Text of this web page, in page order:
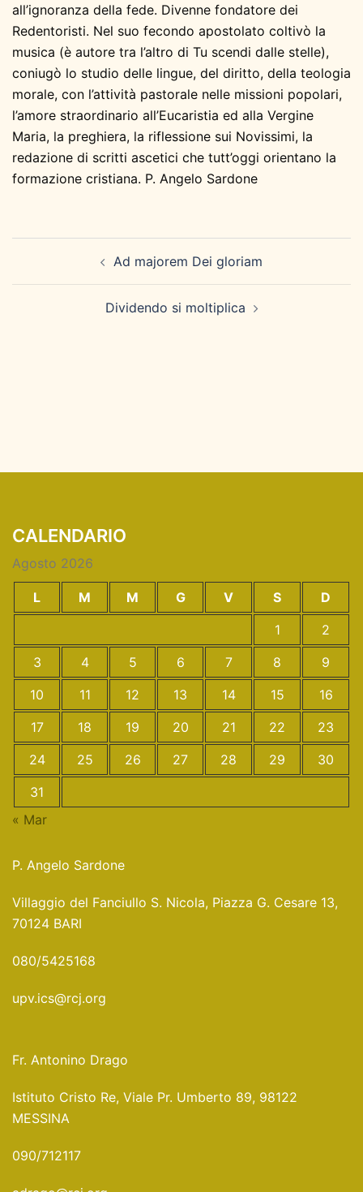
all’ignoranza della fede. Divenne fondatore dei
Redentoristi. Nel suo fecondo apostolato coltivò la
musica (è autore tra l’altro di Tu scendi dalle stelle),
coniugò lo studio delle lingue, del diritto, della teologia
morale, con l’attività pastorale nelle missioni popolari,
l’amore straordinario all’Eucaristia ed alla Vergine
Maria, la preghiera, la riflessione sui Novissimi, la
redazione di scritti ascetici che tutt’oggi orientano la
formazione cristiana. P. Angelo Sardone
Ad majorem Dei gloriam
Dividendo si moltiplica
CALENDARIO
Agosto 2026
L M M G V S
D
1
2
3
4 5 6 7 8
9
10
11 12 13 14 15
16
17
18 19 20 21 22
23
24
25 26 27 28 29
30
31
« Mar
P. Angelo Sardone
Villaggio del Fanciullo S. Nicola, Piazza G. Cesare 13,
70124 BARI
080/5425168
upv.ics@rcj.org
Fr. Antonino Drago
Istituto Cristo Re, Viale Pr. Umberto 89, 98122
MESSINA
090/712117